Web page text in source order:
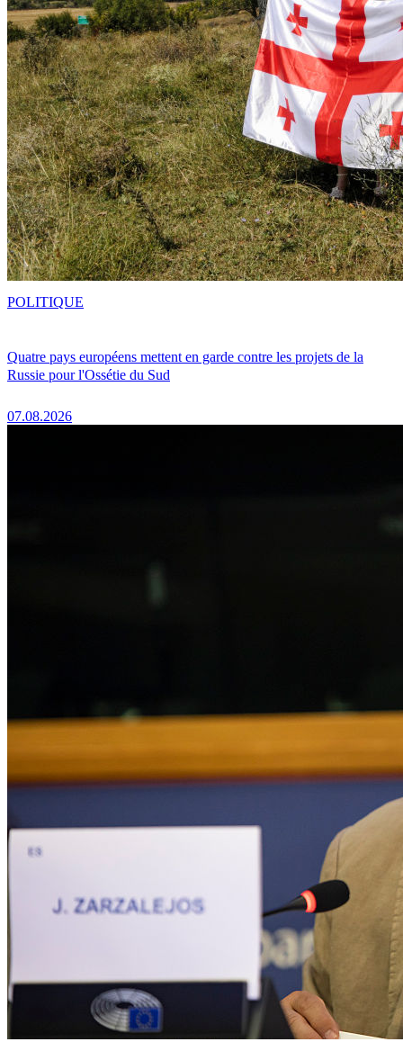
Quatre pays européens mettent en garde contre les projets de la
Russie pour l'Ossétie du Sud
07.08.2026
POLITIQUE